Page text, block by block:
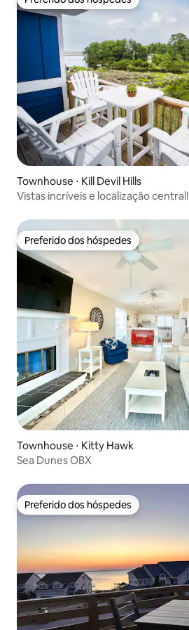
Preferido dos hóspedes
Townhouse ⋅ Kill Devil Hills
Vistas incríveis e localização central!
Preferido dos hóspedes
Preferido dos hóspedes
Townhouse ⋅ Kitty Hawk
Sea Dunes OBX
Preferido dos hóspedes
Preferido dos hóspedes